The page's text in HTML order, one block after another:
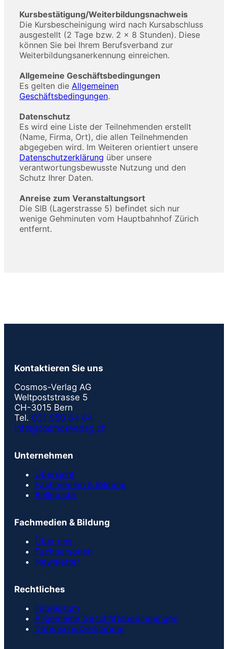
Kursbestätigung/Weiterbildungsnachweis
Die Kursbescheinigung wird nach Kursabschluss
ausgestellt (2 Tage bzw. 2 × 8 Stunden). Diese
können Sie bei Ihrem Berufsverband zur
Weiterbildungsanerkennung einreichen.
Allgemeine Geschäftsbedingungen
Es gelten die Allgemeinen
Geschäftsbedingungen.
Datenschutz
Es wird eine Liste der Teilnehmenden erstellt
(Name, Firma, Ort), die allen Teilnehmenden
abgegeben wird. Im Weiteren orientiert unsere
Datenschutzerklärung über unsere
verantwortungsbewusste Nutzung und den
Schutz Ihrer Daten.
Anreise zum Veranstaltungsort
Die SIB (Lagerstrasse 5) befindet sich nur
wenige Gehminuten vom Hauptbahnhof Zürich
entfernt.
Kontaktieren Sie uns
Cosmos-Verlag AG
Weltpoststrasse 5
CH-3015 Bern
Tel. 031 950 64 64
info@cosmosverlag.ch
Unternehmen
Übersicht
Fachmedien & Bildung
Belletristik
Fachmedien & Bildung
Über uns
Fachpersonen
Newsletter
Rechtliches
Impressum
Allgemeine Geschäftsbedingungen
Datenschutzerklärung